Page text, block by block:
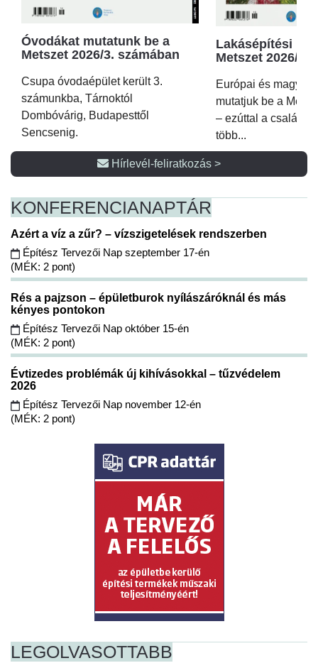
Óvodákat mutatunk be a
Metszet 2026/3. számában
Csupa óvodaépület került 3.
számunkba, Tárnoktól
Dombóvárig, Budapesttől
Sencsenig.
Lakásépítési
Metszet 2026/2.
Európai és magyar
mutatjuk be a
– ezúttal a családi
több...
Hírlevél-feliratkozás >
KONFERENCIANAPTÁR
Azért a víz a zűr? – vízszigetelések rendszerben
Építész Tervezői Nap szeptember 17-én
(MÉK: 2 pont)
Rés a pajzson – épületburok nyílászáróknál és más
kényes pontokon
Építész Tervezői Nap október 15-én
(MÉK: 2 pont)
Évtizedes problémák új kihívásokkal – tűzvédelem
2026
Építész Tervezői Nap november 12-én
(MÉK: 2 pont)
LEGOLVASOTTABB